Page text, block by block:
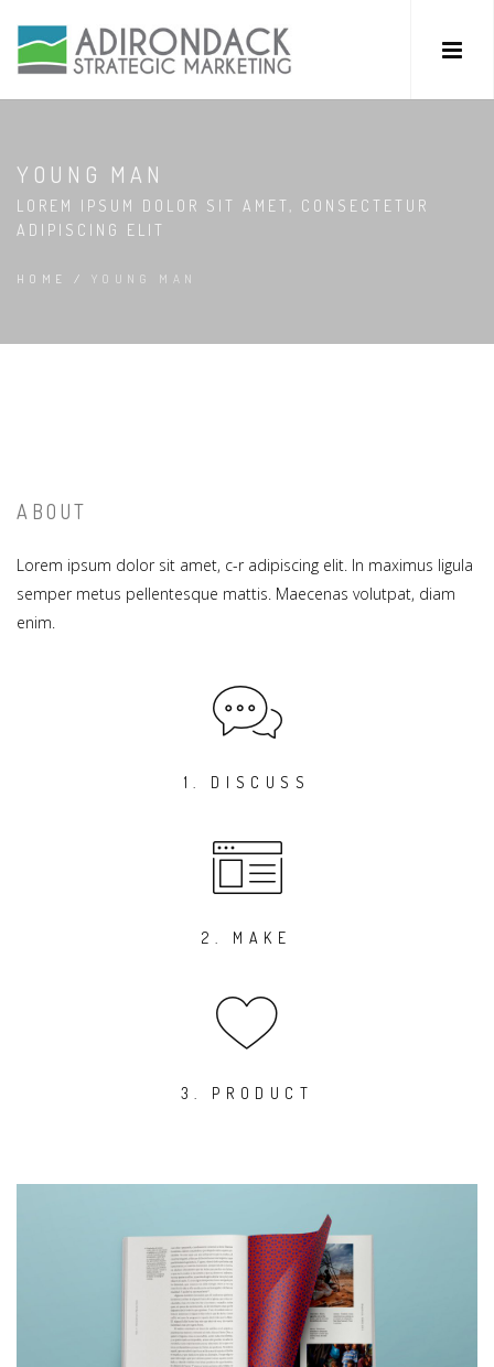
YOUNG MAN
LOREM IPSUM DOLOR SIT AMET, CONSECTETUR
ADIPISCING ELIT
HOME / YOUNG MAN
ABOUT
Lorem ipsum dolor sit amet, c-r adipiscing elit. In maximus ligula
semper metus pellentesque mattis. Maecenas volutpat, diam
enim.
1. DISCUSS
2. MAKE
3. PRODUCT